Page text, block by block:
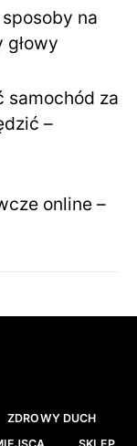
na
samochód za
–
online –
ZDROWY DUCH
SKLEP